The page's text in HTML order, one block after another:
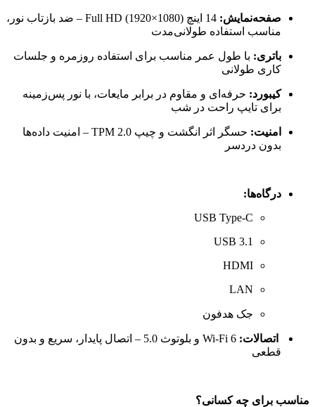
صفحه‌نمایش:
14 اینچ Full HD (1920×1080) – ضد بازتاب نور،
مناسب استفاده طولانی‌مدت
باتری: با طول عمر مناسب برای استفاده روزمره و جلسات
کاری طولانی
کیبورد: حرفه‌ای و مقاوم در برابر مایعات، با نور پس‌زمینه
برای تایپ راحت در شب
امنیت:
حسگر اثر انگشت و چیپ TPM 2.0 – امنیت داده‌ها
بدون دردسر
درگاه‌ها:
USB Type-C
USB 3.1
HDMI
LAN
جک هدفون
اتصالات:
Wi-Fi 6 و بلوتوث 5.0 – اتصال پایدار، سریع و بدون
قطعی
مناسب برای چه کسانی؟